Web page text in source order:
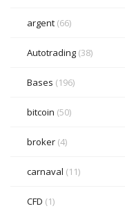
argent (66)
Autotrading (38)
Bases (196)
bitcoin (50)
broker (4)
carnaval (11)
CFD (1)